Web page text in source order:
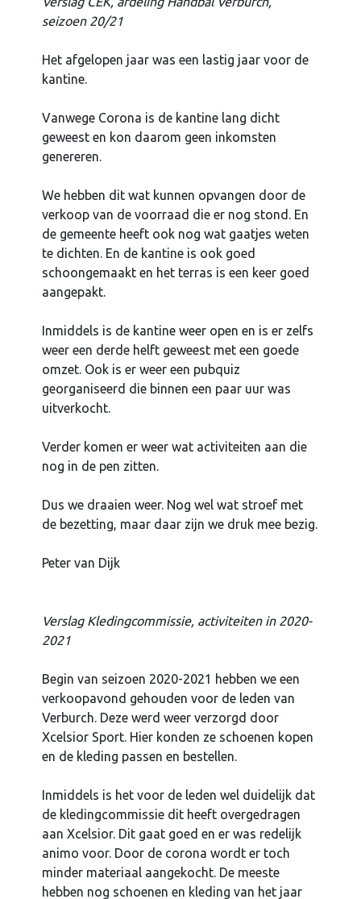
seizoen 20/21
Het afgelopen jaar was een lastig jaar voor de
kantine.
Vanwege Corona is de kantine lang dicht
geweest en kon daarom geen inkomsten
genereren.
We hebben dit wat kunnen opvangen door de
verkoop van de voorraad die er nog stond. En
de gemeente heeft ook nog wat gaatjes weten
te dichten. En de kantine is ook goed
schoongemaakt en het terras is een keer goed
aangepakt.
Inmiddels is de kantine weer open en is er zelfs
weer een derde helft geweest met een goede
omzet. Ook is er weer een pubquiz
georganiseerd die binnen een paar uur was
uitverkocht.
Verder komen er weer wat activiteiten aan die
nog in de pen zitten.
Dus we draaien weer. Nog wel wat stroef met
de bezetting, maar daar zijn we druk mee bezig.
Peter van Dijk
Verslag Kledingcommissie, activiteiten in 2020-
2021
Begin van seizoen 2020-2021 hebben we een
verkoopavond gehouden voor de leden van
Verburch. Deze werd weer verzorgd door
Xcelsior Sport. Hier konden ze schoenen kopen
en de kleding passen en bestellen.
Inmiddels is het voor de leden wel duidelijk dat
de kledingcommissie dit heeft overgedragen
aan Xcelsior. Dit gaat goed en er was redelijk
animo voor. Door de corona wordt er toch
minder materiaal aangekocht. De meeste
hebben nog schoenen en kleding van het jaar